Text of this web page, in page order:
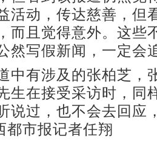
活动，传达慈善，但
而且觉得意外。这些
然写假新闻，一定会
有涉及的张柏芝，
生在接受采访时，同
说过，也不会去回应
都市报记者任翔